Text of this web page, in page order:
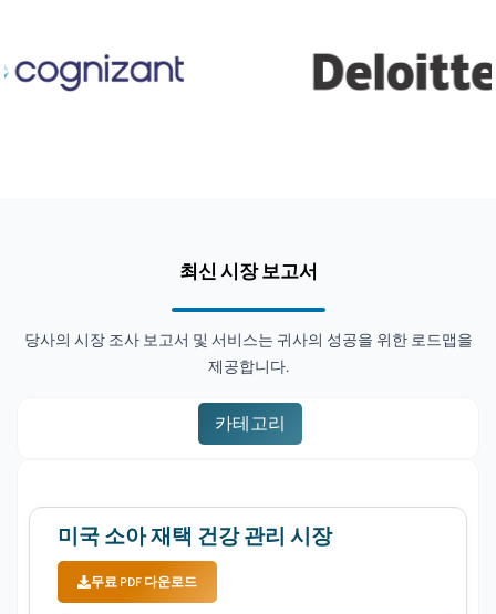
최신 시장 보고서
당사의 시장 조사 보고서 및 서비스는 귀사의 성공을 위한 로드맵을
제공합니다.
카테고리
미국 소아 재택 건강 관리 시장
무료 PDF 다운로드